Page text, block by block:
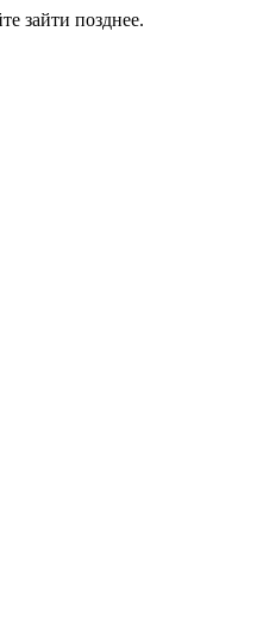
зайти позднее.